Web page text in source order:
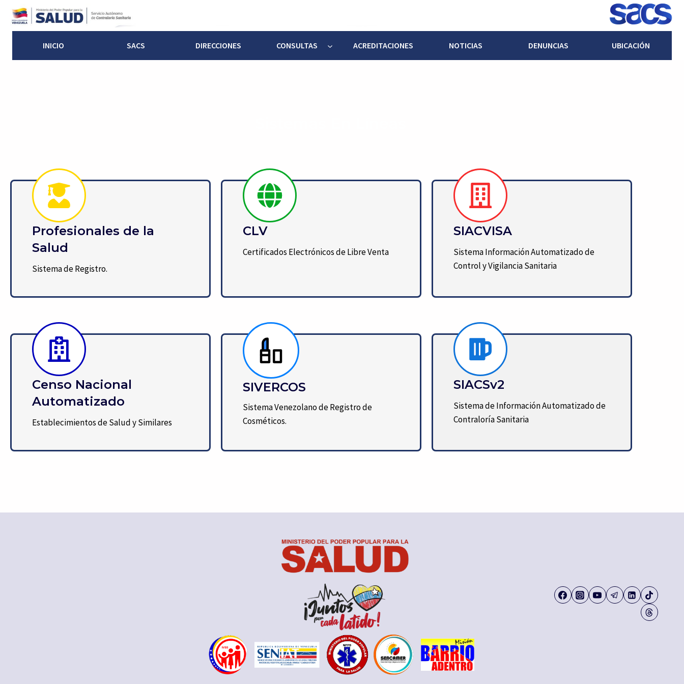
INICIO SACS DIRECCIONES CONSULTAS ACREDITACIONES NOTICIAS DENUNCIAS UBICACIÓN
Profesionales de la
Salud
Sistema de Registro.
CLV
Certificados Electrónicos de Libre Venta
SIACVISA
Sistema Información Automatizado de
Control y Vigilancia Sanitaria
Censo Nacional
Automatizado
Establecimientos de Salud y Similares
SIVERCOS
Sistema Venezolano de Registro de
Cosméticos.
SIACSv2
Sistema de Información Automatizado de
Contraloría Sanitaria